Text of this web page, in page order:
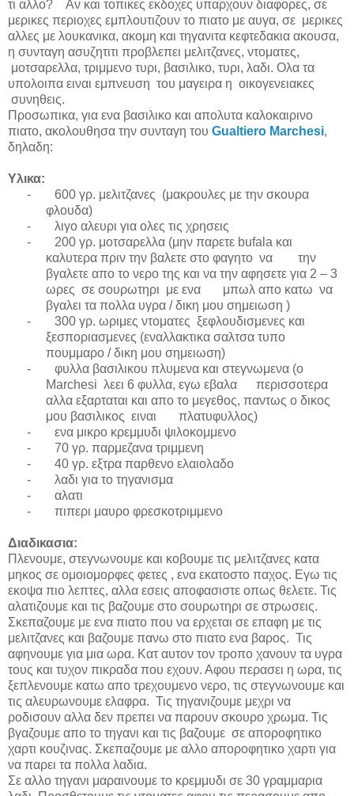
τι αλλο? Αν και τοπικες εκδοχες υπαρχουν διαφορες, σε
μερικες περιοχες εμπλουτιζουν το πιατο με αυγα, σε μερικες
αλλες με λουκανικα, ακομη και τηγανιτα κεφτεδακια ακουσα,
η συνταγη ασυζητιτι προβλεπει μελιτζανες, ντοματες,
μοτσαρελλα, τριμμενο τυρι, βασιλικο, τυρι, λαδι. Ολα τα
υπολοιπα ειναι εμπνευση του μαγειρα η οικογενειακες
συνηθεις.
Προσωπικα, για ενα βασιλικο και απολυτα καλοκαιρινο
πιατο, ακολουθησα την συνταγη του Gualtiero Marchesi,
δηλαδη:
Υλικα:
-
600 γρ. μελιτζανες (μακρουλες με την σκουρα
φλουδα)
-
λιγο αλευρι για ολες τις χρησεις
-
200 γρ. μοτσαρελλα (μην παρετε bufala και
καλυτερα πριν την βαλετε στο φαγητο να την
βγαλετε απο το νερο της και να την αφησετε για 2 – 3
ωρες σε σουρωτηρι με ενα μπωλ απο κατω να
βγαλει τα πολλα υγρα / δικη μου σημειωση )
-
300 γρ. ωριμες ντοματες ξεφλουδισμενες και
ξεσποριασμενες (εναλλακτικα σαλτσα τυπο
πουμμαρο / δικη μου σημειωση)
-
φυλλα βασιλικου πλυμενα και στεγνωμενα (o
Marchesi λεει 6 φυλλα, εγω εβαλα περισσοτερα
αλλα εξαρταται και απο το μεγεθος, παντως ο δικος
μου βασιλικος ειναι πλατυφυλλος)
-
ενα μικρο κρεμμυδι ψιλοκομμενο
-
70 γρ. παρμεζανα τριμμενη
-
40 γρ. εξτρα παρθενο ελαιολαδο
-
λαδι για το τηγανισμα
-
αλατι
-
πιπερι μαυρο φρεσκοτριμμενο
Διαδικασια:
Πλενουμε, στεγνωνουμε και κοβουμε τις μελιτζανες κατα
μηκος σε ομοιομορφες φετες , ενα εκατοστο παχος. Εγω τις
εκοψα πιο λεπτες, αλλα εσεις αποφασιστε οπως θελετε. Τις
αλατιζουμε και τις βαζουμε στο σουρωτηρι σε στρωσεις.
Σκεπαζουμε με ενα πιατο που να ερχεται σε επαφη με τις
μελιτζανες και βαζουμε πανω στο πιατο ενα βαρος. Τις
αφηνουμε για μια ωρα. Κατ αυτον τον τροπο χανουν τα υγρα
τους και τυχον πικραδα που εχουν. Αφου περασει η ωρα, τις
ξεπλενουμε κατω απο τρεχουμενο νερο, τις στεγνωνουμε και
τις αλευρωνουμε ελαφρα. Τις τηγανιζουμε μεχρι να
ροδισουν αλλα δεν πρεπει να παρουν σκουρο χρωμα. Τις
βγαζουμε απο το τηγανι και τις βαζουμε σε αποροφητικο
χαρτι κουζινας. Σκεπαζουμε με αλλο αποροφητικο χαρτι για
να παρει τα πολλα λαδια.
Σε αλλο τηγανι μαραινουμε το κρεμμυδι σε 30 γραμμαρια